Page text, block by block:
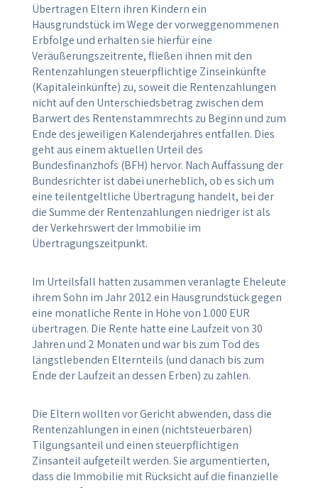
Übertragen Eltern ihren Kindern ein
Hausgrundstück im Wege der vorweggenommenen
Erbfolge und erhalten sie hierfür eine
Veräußerungszeitrente, fließen ihnen mit den
Rentenzahlungen steuerpflichtige Zinseinkünfte
(Kapitaleinkünfte) zu, soweit die Rentenzahlungen
nicht auf den Unterschiedsbetrag zwischen dem
Barwert des Rentenstammrechts zu Beginn und zum
Ende des jeweiligen Kalenderjahres entfallen. Dies
geht aus einem aktuellen Urteil des
Bundesfinanzhofs (BFH) hervor. Nach Auffassung der
Bundesrichter ist dabei unerheblich, ob es sich um
eine teilentgeltliche Übertragung handelt, bei der
die Summe der Rentenzahlungen niedriger ist als
der Verkehrswert der Immobilie im
Übertragungszeitpunkt.
Im Urteilsfall hatten zusammen veranlagte Eheleute
ihrem Sohn im Jahr 2012 ein Hausgrundstück gegen
eine monatliche Rente in Höhe von 1.000 EUR
übertragen. Die Rente hatte eine Laufzeit von 30
Jahren und 2 Monaten und war bis zum Tod des
längstlebenden Elternteils (und danach bis zum
Ende der Laufzeit an dessen Erben) zu zahlen.
Die Eltern wollten vor Gericht abwenden, dass die
Rentenzahlungen in einen (nichtsteuerbaren)
Tilgungsanteil und einen steuerpflichtigen
Zinsanteil aufgeteilt werden. Sie argumentierten,
dass die Immobilie mit Rücksicht auf die finanzielle